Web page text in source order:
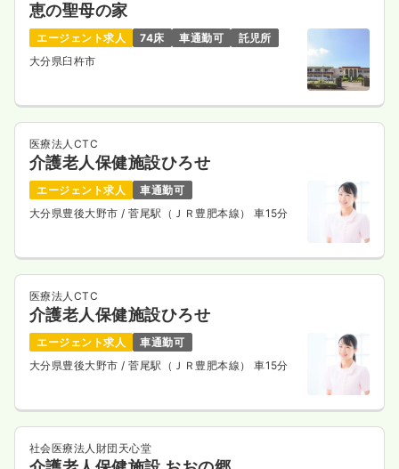
恵の聖母の家
エージェント求人 74床 車通勤可
託児所
大分県臼杵市
医療法人CTC
介護老人保健施設ひろせ
エージェント求人
車通勤可
大分県豊後大野市 / 菅尾駅（ＪＲ豊肥本線） 車15分
医療法人CTC
介護老人保健施設ひろせ
エージェント求人
車通勤可
大分県豊後大野市 / 菅尾駅（ＪＲ豊肥本線） 車15分
社会医療法人財団天心堂